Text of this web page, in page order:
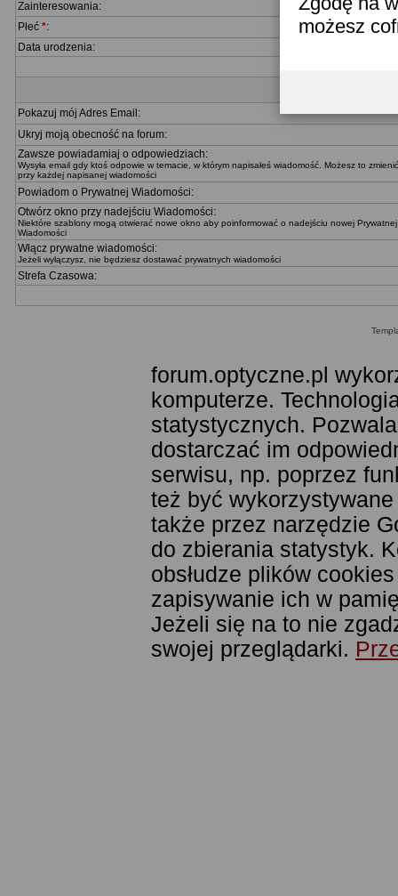
możesz
Zainteresowania:
Płeć *:
Data urodzenia:
Pokazuj mój Adres Email:
Ukryj moją obecność na forum:
Zawsze powiadamiaj o odpowiedziach:
Wysyła email gdy ktoś odpowie w temacie, w którym napisałeś wiadomość. Możesz to zmienić
przy każdej napisanej wiadomości
Powiadom o Prywatnej Wiadomości:
Otwórz okno przy nadejściu Wiadomości:
Niektóre szablony mogą otwierać nowe okno aby poinformować o nadejściu nowej Prywatnej
Wiadomości
Włącz prywatne wiadomości:
Jeżeli wyłączysz, nie będziesz dostawać prywatnych wiadomości
Strefa Czasowa:
forum.optyczne.pl
komputerze.
statystycznych.
dostarczać im
serwisu, np. poprzez
też być
także przez narzędzie
do zbierania statystyk.
obsłudze plików
zapisywanie ich w
Jeżeli się na to nie
swojej przeglądarki.